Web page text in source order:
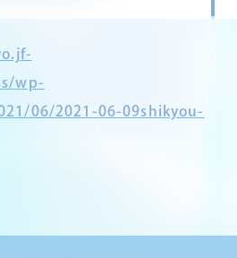
wp-
06/2021-06-09shikyou-